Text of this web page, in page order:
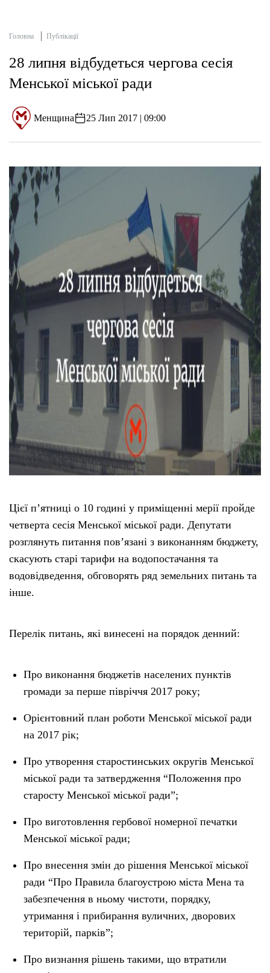
Головна Публікації
28 липня відбудеться чергова сесія
Менської міської ради
Менщина 25 Лип 2017 | 09:00
Цієї п’ятниці о 10 годині у приміщенні мерії пройде
четверта сесія Менської міської ради. Депутати
розглянуть питання пов’язані з виконанням бюджету,
скасують старі тарифи на водопостачання та
водовідведення, обговорять ряд земельних питань та
інше.
Перелік питань, які винесені на порядок денний:
Про виконання бюджетів населених пунктів
громади за перше півріччя 2017 року;
Орієнтовний план роботи Менської міської ради
на 2017 рік;
Про утворення старостинських округів Менської
міської ради та затвердження “Положення про
старосту Менської міської ради”;
Про виготовлення гербової номерної печатки
Менської міської ради;
Про внесення змін до рішення Менської міської
ради “Про Правила благоустрою міста Мена та
забезпечення в ньому чистоти, порядку,
утримання і прибирання вуличних, дворових
територій, парків”;
Про визнання рішень такими, що втратили